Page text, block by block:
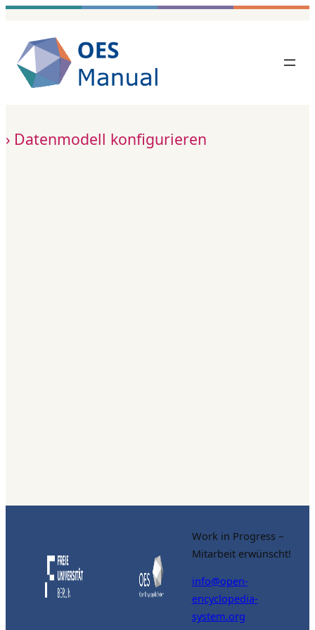
Zum
springen
Datenmodell konfigurieren
Work in Progress –
Mitarbeit erwünscht!
info@open-
encyclopedia-
system.org